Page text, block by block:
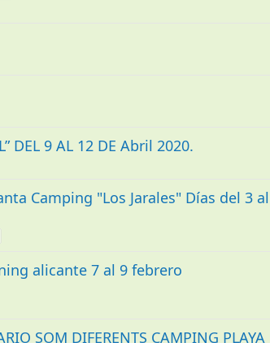
DEL 9 AL 12 DE Abril 2020.
Camping "Los Jarales" Días del 3 al
alicante 7 al 9 febrero
SOM DIFERENTS CAMPING PLAYA